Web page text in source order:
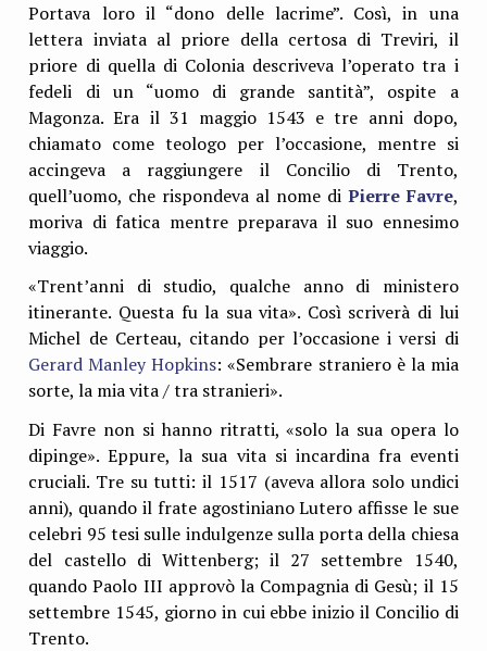
Portava loro il “dono delle lacrime”. Così, in una
lettera inviata al priore della certosa di Treviri, il
priore di quella di Colonia descriveva l’operato tra i
fedeli di un “uomo di grande santità”, ospite a
Magonza. Era il 31 maggio 1543 e tre anni dopo,
chiamato come teologo per l’occasione, mentre si
accingeva a raggiungere il Concilio di Trento,
quell’uomo, che rispondeva al nome di Pierre Favre,
moriva di fatica mentre preparava il suo ennesimo
viaggio.
«Trent’anni di studio, qualche anno di ministero
itinerante. Questa fu la sua vita». Così scriverà di lui
Michel de Certeau, citando per l’occasione i versi di
Gerard Manley Hopkins: «Sembrare straniero è la mia
sorte, la mia vita / tra stranieri».
Di Favre non si hanno ritratti, «solo la sua opera lo
dipinge». Eppure, la sua vita si incardina fra eventi
cruciali. Tre su tutti: il 1517 (aveva allora solo undici
anni), quando il frate agostiniano Lutero affisse le sue
celebri 95 tesi sulle indulgenze sulla porta della chiesa
del castello di Wittenberg; il 27 settembre 1540,
quando Paolo III approvò la Compagnia di Gesù; il 15
settembre 1545, giorno in cui ebbe inizio il Concilio di
Trento.